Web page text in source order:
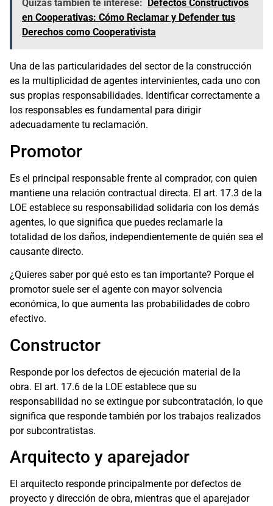
Quizás también te interese:
Defectos Constructivos
en Cooperativas: Cómo Reclamar y Defender tus
Derechos como Cooperativista
Una de las particularidades del sector de la construcción
es la multiplicidad de agentes intervinientes, cada uno con
sus propias responsabilidades. Identificar correctamente a
los responsables es fundamental para dirigir
adecuadamente tu reclamación.
Promotor
Es el principal responsable frente al comprador, con quien
mantiene una relación contractual directa. El art. 17.3 de la
LOE establece su responsabilidad solidaria con los demás
agentes, lo que significa que puedes reclamarle la
totalidad de los daños, independientemente de quién sea el
causante directo.
¿Quieres saber por qué esto es tan importante? Porque el
promotor suele ser el agente con mayor solvencia
económica, lo que aumenta las probabilidades de cobro
efectivo.
Constructor
Responde por los defectos de ejecución material de la
obra. El art. 17.6 de la LOE establece que su
responsabilidad no se extingue por subcontratación, lo que
significa que responde también por los trabajos realizados
por subcontratistas.
Arquitecto y aparejador
El arquitecto responde principalmente por defectos de
proyecto y dirección de obra, mientras que el aparejador